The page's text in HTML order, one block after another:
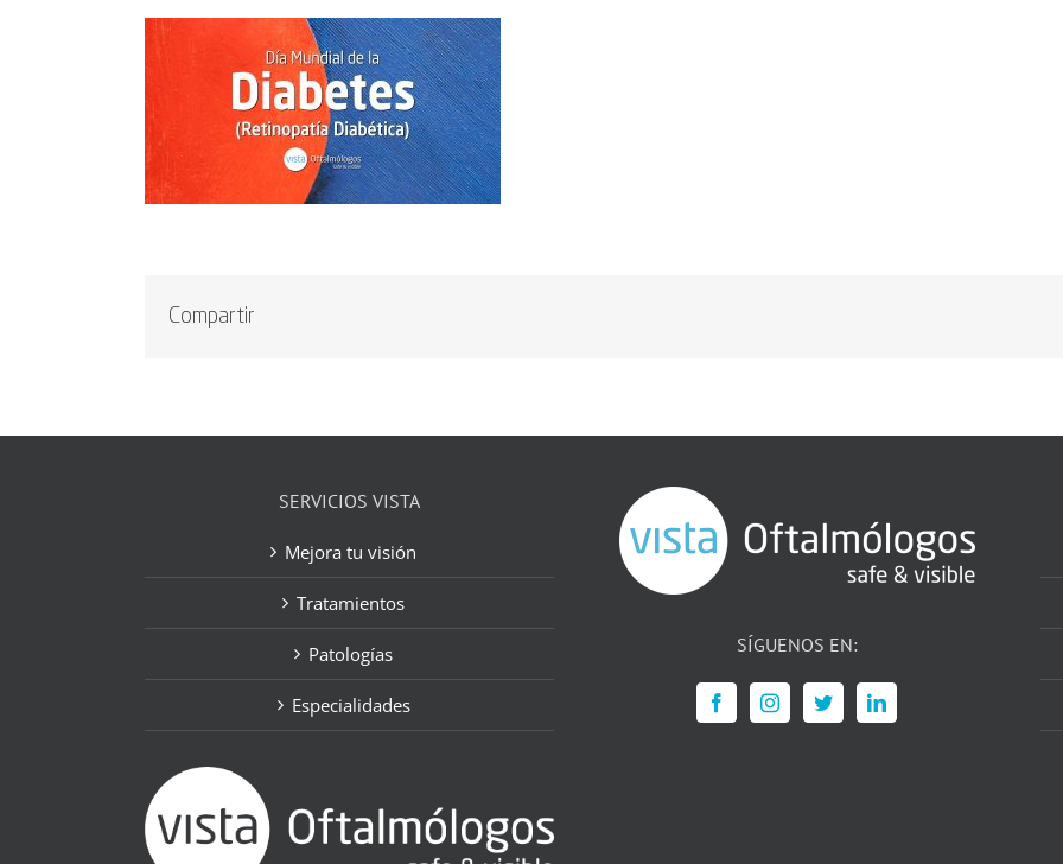
Compartir
SERVICIOS VISTA
Mejora tu visión
Tratamientos
Patologías
Especialidades
SÍGUENOS EN: